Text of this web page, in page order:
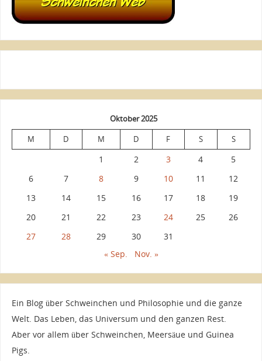
Oktober 2025
M
D M D F S S
1 2 3 4
5
6
7 8 9 10 11
12
13
14 15 16 17 18
19
20
21 22 23 24 25
26
27
28 29 30
31
« Sep.
Nov. »
Ein Blog über Schweinchen und Philosophie und die ganze
Welt. Das Leben, das Universum und den ganzen Rest.
Aber vor allem über Schweinchen, Meersäue und Guinea
Pigs.